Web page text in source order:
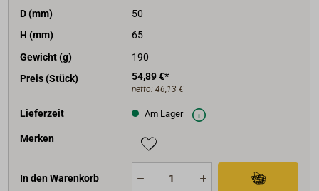
D (mm)
50
H (mm)
65
Gewicht (g)
190
Preis (Stück)
54,89 €*
netto: 46,13 €
Lieferzeit Am Lager
Merken
In den Warenkorb